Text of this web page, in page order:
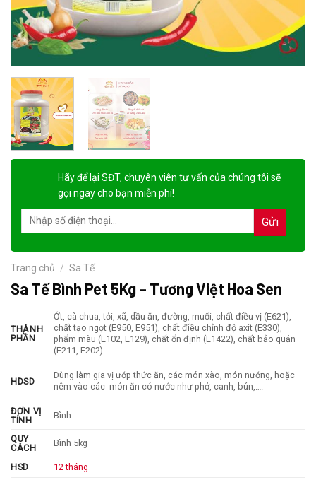
Hãy để lại SĐT, chuyên viên tư vấn của chúng tôi sẽ
gọi ngay cho bạn miễn phí!
Trang chủ / Sa Tế
Sa Tế Bình Pet 5Kg – Tương Việt Hoa Sen
THÀNH
PHẦN
Ớt, cà chua, tỏi, xã, dầu ăn, đường, muối, chất điều vị (E621),
chất tạo ngọt (E950, E951), chất điều chỉnh độ axit (E330),
phẩm màu (E102, E129), chất ổn định (E1422), chất bảo quản
(E211, E202).
HDSD
Dùng làm gia vị ướp thức ăn, các món xào, món nướng, hoặc
nêm vào các món ăn có nước như phở, canh, bún,….
ĐƠN VỊ
TÍNH
Bình
QUY
CÁCH
Bình 5kg
HSD
12 tháng